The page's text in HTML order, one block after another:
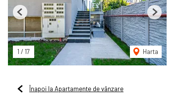
1 / 17 Harta
Previous Next
Înapoi la Apartamente de vânzare